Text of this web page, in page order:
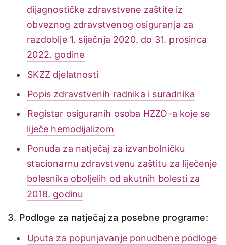
dijagnostičke zdravstvene zaštite iz
obveznog zdravstvenog osiguranja za
razdoblje 1. siječnja 2020. do 31. prosinca
2022. godine
SKZZ djelatnosti
Popis zdravstvenih radnika i suradnika
Registar osiguranih osoba HZZO-a koje se
liječe hemodijalizom
Ponuda za natječaj za izvanbolničku
stacionarnu zdravstvenu zaštitu za liječenje
bolesnika oboljelih od akutnih bolesti za
2018. godinu
3. Podloge za natječaj za posebne programe:
Uputa za popunjavanje ponudbene podloge